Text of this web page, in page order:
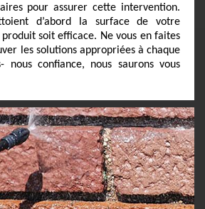
pour assurer cette intervention.
d’abord la surface de votre
soit efficace. Ne vous en faites
les solutions appropriées à chaque
nous confiance, nous saurons vous